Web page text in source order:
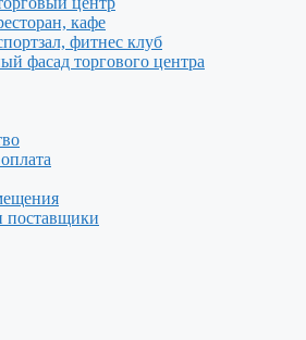
кафе
фитнес клуб
фасад торгового центра
поставщики